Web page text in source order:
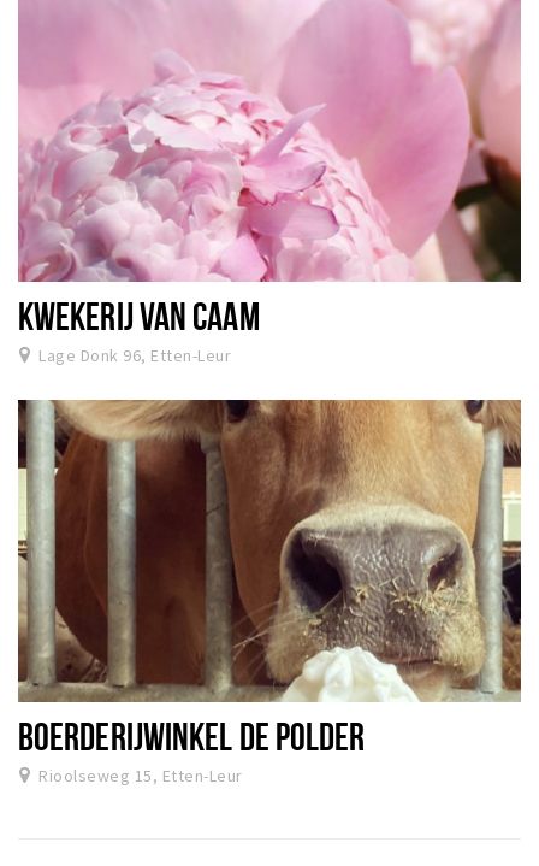
KWEKERIJ VAN CAAM
Lage Donk 96, Etten-Leur
BOERDERIJWINKEL DE POLDER
Rioolseweg 15, Etten-Leur